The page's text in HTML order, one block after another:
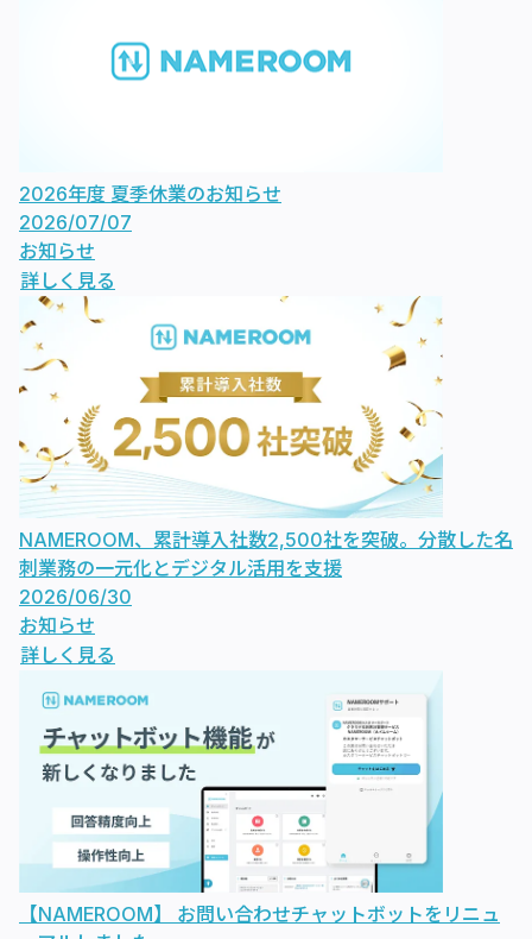
2026年度 夏季休業のお知らせ
2026/07/07
お知らせ
詳しく見る
NAMEROOM、累計導入社数2,500社を突破。分散した名
刺業務の一元化とデジタル活用を支援
2026/06/30
お知らせ
詳しく見る
【NAMEROOM】 お問い合わせチャットボットをリニュ